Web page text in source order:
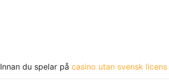
Innan du spelar på casino utan svensk licens